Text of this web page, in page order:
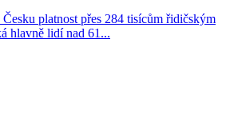
platnost přes 284 tisícům řidičským
hlavně lidí nad 61...